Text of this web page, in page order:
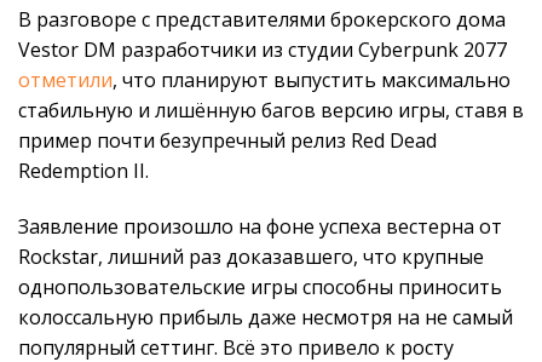
В разговоре с представителями брокерского дома
Vestor DM разработчики из студии Cyberpunk 2077
отметили, что планируют выпустить максимально
стабильную и лишённую багов версию игры, ставя в
пример почти безупречный релиз Red Dead
Redemption II.
Заявление произошло на фоне успеха вестерна от
Rockstar, лишний раз доказавшего, что крупные
однопользовательские игры способны приносить
колоссальную прибыль даже несмотря на не самый
популярный сеттинг. Всё это привело к росту